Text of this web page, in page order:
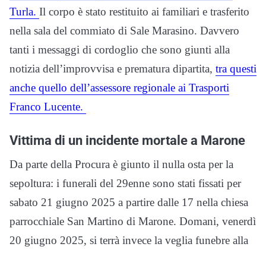
Turla. Il corpo è stato restituito ai familiari e trasferito
nella sala del commiato di Sale Marasino. Davvero
tanti i messaggi di cordoglio che sono giunti alla
notizia dell’improvvisa e prematura dipartita, tra questi
anche quello dell’assessore regionale ai Trasporti
Franco Lucente.
Vittima di un incidente mortale a Marone
Da parte della Procura è giunto il nulla osta per la
sepoltura: i funerali del 29enne sono stati fissati per
sabato 21 giugno 2025 a partire dalle 17 nella chiesa
parrocchiale San Martino di Marone. Domani, venerdì
20 giugno 2025, si terrà invece la veglia funebre alla